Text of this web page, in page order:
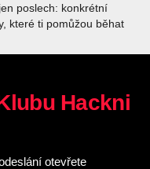
poslech: konkrétní
které ti pomůžou běhat
Hackni
otevřete